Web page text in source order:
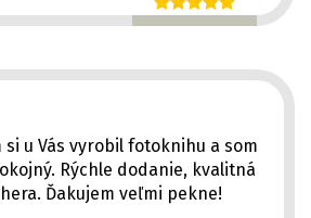
si u Vás vyrobil fotoknihu a som
Rýchle dodanie, kvalitná
Ďakujem veľmi pekne!